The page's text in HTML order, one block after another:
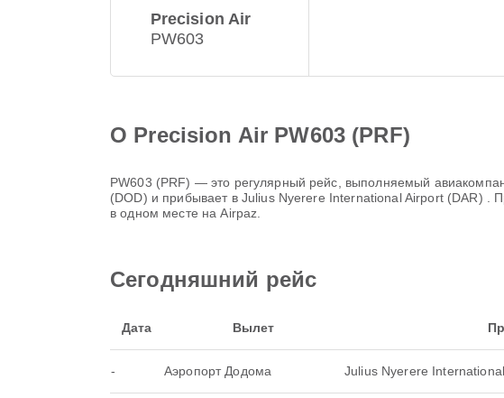
Precision Air
PW603
О Precision Air PW603 (PRF)
PW603 (PRF) — это регулярный рейс, выполняемый
(DOD) и прибывает в Julius Nyerere International Airport (DAR)
.
в одном месте на Airpaz.
Сегодняшний рейс
Дата Вылет
- Аэропорт Додома Julius Nyerere